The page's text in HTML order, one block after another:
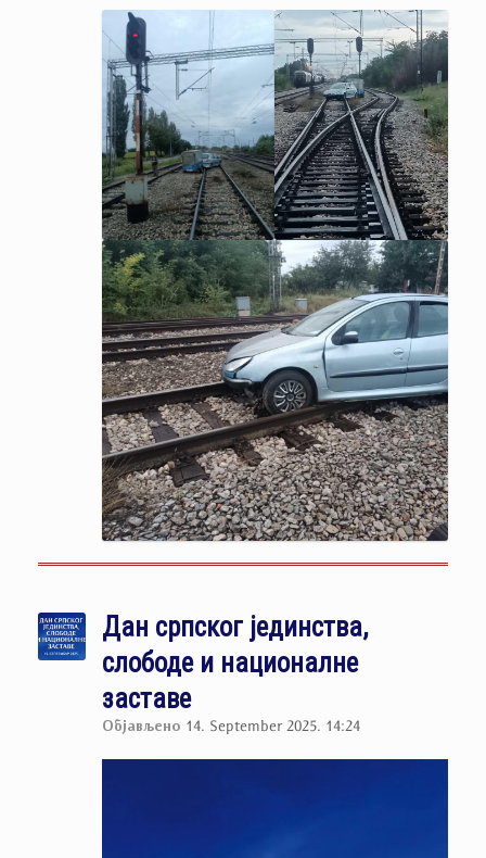
Дан српског јединства,
слободе и националне
заставе
Објављено 14. September 2025. 14:24